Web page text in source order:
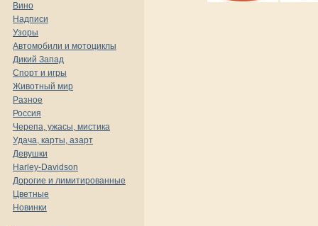
Вино
Надписи
Узоры
Автомобили и мотоциклы
Дикий Запад
Спорт и игры
Животный мир
Разное
Россия
Черепа, ужасы, мистика
Удача, карты, азарт
Девушки
Harley-Davidson
Дорогие и лимитированные
Цветные
Новинки